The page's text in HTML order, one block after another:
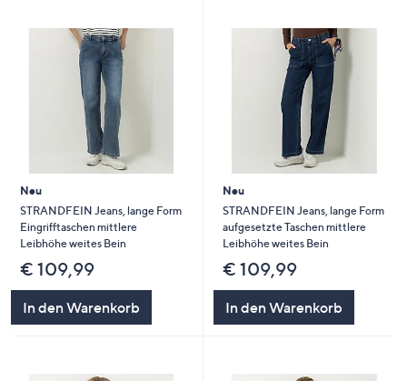
Neu
STRANDFEIN Jeans, lange Form
Eingrifftaschen mittlere
Leibhöhe weites Bein
€ 109,99
In den Warenkorb
Neu
STRANDFEIN Jeans, lange Form
aufgesetzte Taschen mittlere
Leibhöhe weites Bein
€ 109,99
In den Warenkorb